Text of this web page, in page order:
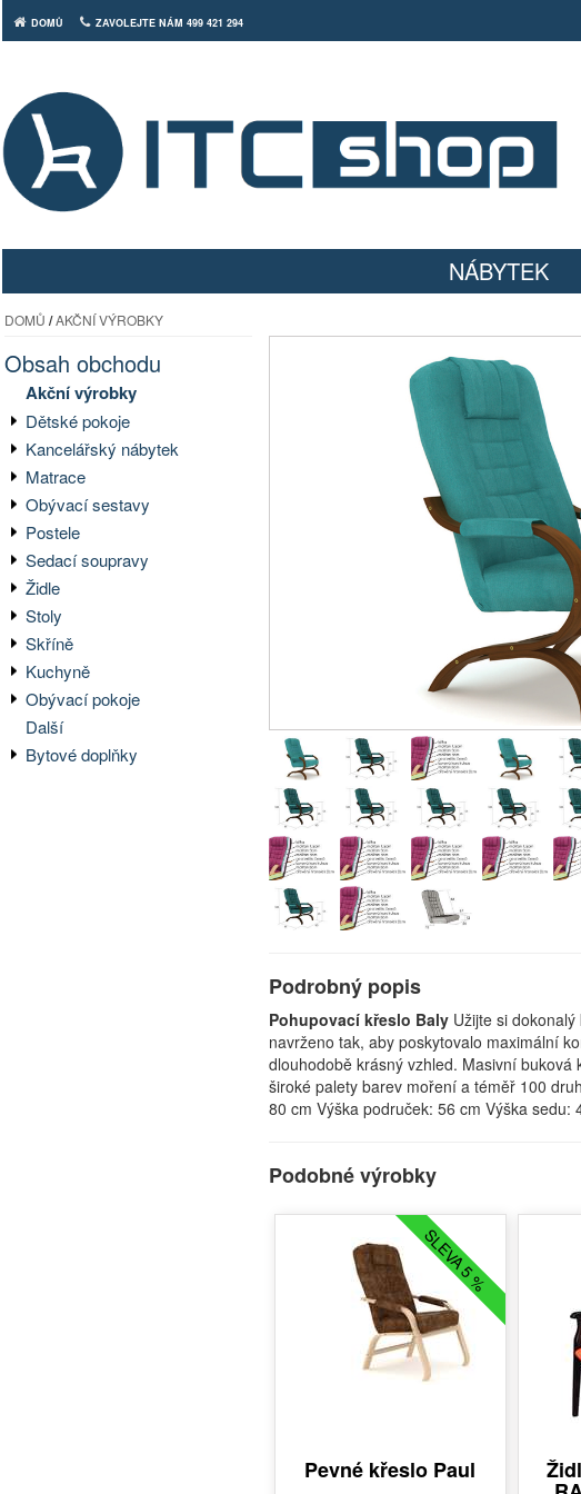
DOMŮ ZAVOLEJTE NÁM 499 421 294
NÁBYTEK
DOMŮ /AKČNÍ VÝROBKY
Obsah obchodu
Akční výrobky
Dětské pokoje
Kancelářský nábytek
Matrace
Obývací sestavy
Postele
Sedací soupravy
Židle
Stoly
Skříně
Kuchyně
Obývací pokoje
Další
Bytové doplňky
Podrobný popis
Pohupovací křeslo BalyUžijte si dokonalý
navrženo tak, aby poskytovalo maximální
dlouhodobě krásný vzhled. Masivní
široké palety barev moření a téměř 100
80 cm Výška područek: 56 cm Výška
Podobné výrobky
Pevné křeslo Paul
SLEVA 5 %